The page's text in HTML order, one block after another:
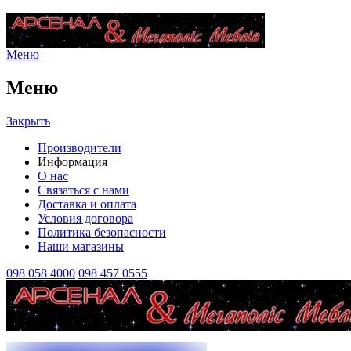
Меню
Меню
Закрыть
Производители
Информация
О нас
Связаться с нами
Доставка и оплата
Условия договора
Политика безопасности
Наши магазины
098 058 4000 098 457 0555